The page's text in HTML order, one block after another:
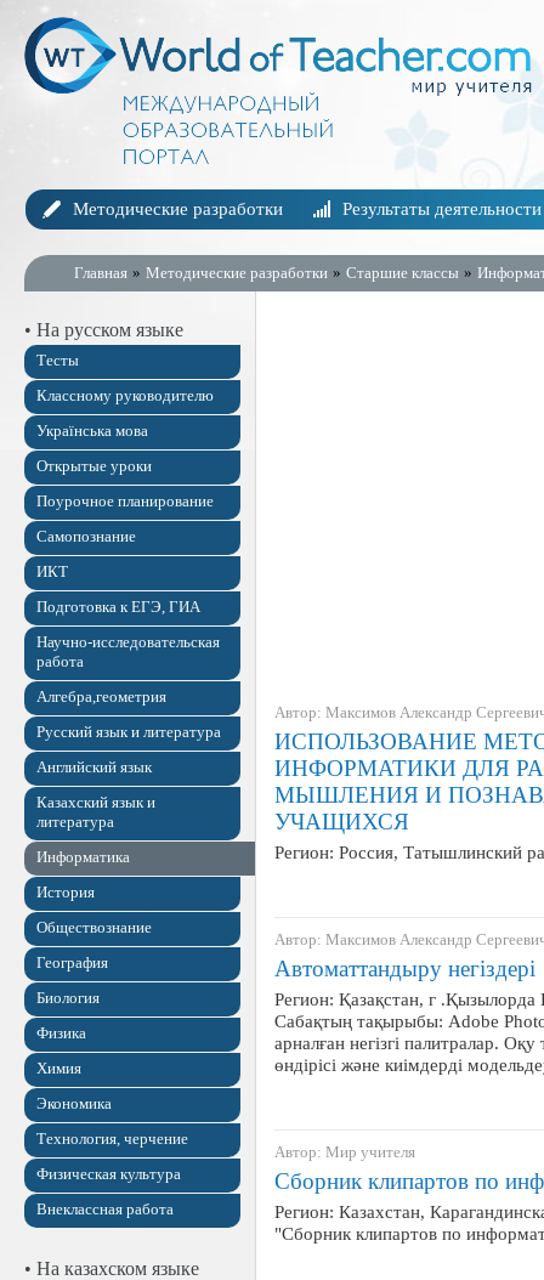
Методические разработки Результаты деятельности
Главная » Методические разработки » Старшие классы »
• На русском языке
Тесты
Классному руководителю
Українська мова
Открытые уроки
Поурочное планирование
Самопознание
ИКТ
Подготовка к ЕГЭ, ГИА
Научно-исследовательская
работа
Алгебра,геометрия
Русский язык и литература
Английский язык
Казахский язык и
литература
Информатика
История
Обществознание
География
Биология
Физика
Химия
Экономика
Технология, черчение
Физическая культура
Внеклассная работа
• На казахском языке
Автор: Максимов Александр
ИСПОЛЬЗОВАНИЕ
ИНФОРМАТИКИ ДЛЯ
МЫШЛЕНИЯ И
УЧАЩИХСЯ
Регион: Россия, Татышлинский
Автор: Максимов Александр
Автоматтандыру негіздері
Регион: Қазақстан, г
Сабақтың тақырыбы: Adobe
арналған негізгі палитралар.
өндірісі және киімдерді
Автор: Мир учителя
Сборник клипартов по
Регион: Казахстан,
"Сборник клипартов по